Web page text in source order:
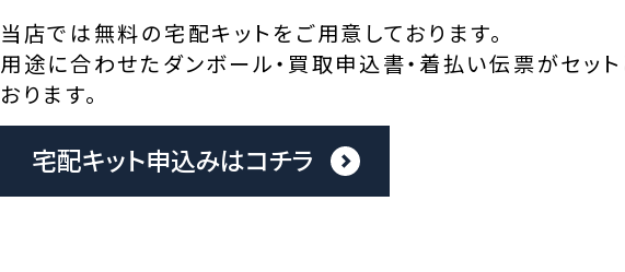
当店では無料の宅配キットをご用意しております。
用途に合わせたダンボール・買取申込書・着払い伝票がセット
おります。
宅配キット申込みはコチラ